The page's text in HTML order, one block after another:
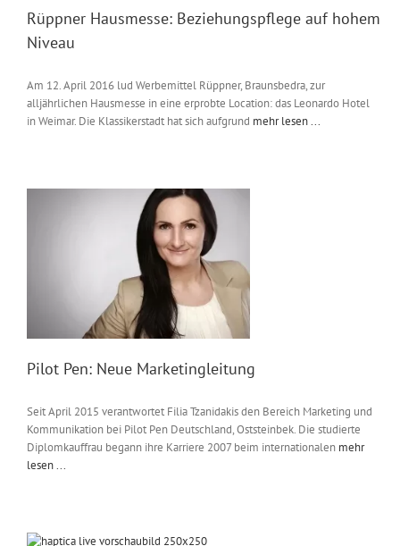
Rüppner Hausmesse: Beziehungspflege auf hohem
Niveau
Am 12. April 2016 lud Werbemittel Rüppner, Braunsbedra, zur
alljährlichen Hausmesse in eine erprobte Location: das Leonardo Hotel
in Weimar. Die Klassikerstadt hat sich aufgrund mehr lesen ...
Pilot Pen: Neue Marketingleitung
Seit April 2015 verantwortet Filia Tzanidakis den Bereich Marketing und
Kommunikation bei Pilot Pen Deutschland, Oststeinbek. Die studierte
Diplomkauffrau begann ihre Karriere 2007 beim internationalen mehr
lesen ...